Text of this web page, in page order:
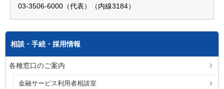
03-3506-6000（代表）（内線3184）
相談・手続・採用情報
各種窓口のご案内
金融サービス利用者相談室